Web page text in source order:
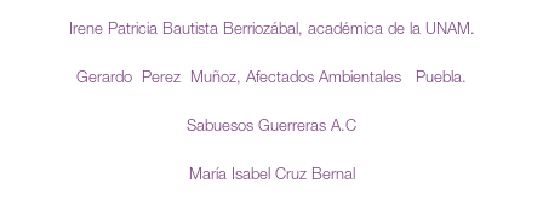
Irene Patricia Bautista Berriozábal, académica de la UNAM.
Gerardo Perez Muñoz, Afectados Ambientales Puebla.
Sabuesos Guerreras A.C
María Isabel Cruz Bernal